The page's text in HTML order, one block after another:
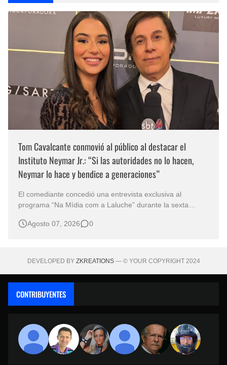
Tom Cavalcante conmovió al público al destacar el
Instituto Neymar Jr.: “Si las autoridades no lo hacen,
Neymar lo hace y bendice a generaciones”
El comediante concedió una entrevista exclusiva al
programa “Na Mídia com a Laluche” durante la sexta
eventos benéficos más importantes de Brasil. En medio del
Agosto 07, 2026 0
DEVELOPED BY ZKREATIONS— © YOUR COPYRIGHT 2024
CONTRIBUYENTES